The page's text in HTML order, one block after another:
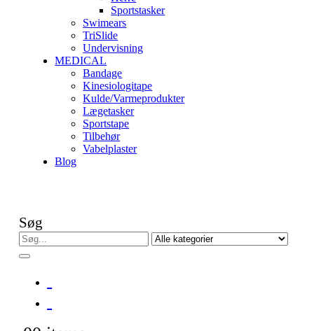
Sportstasker
Swimears
TriSlide
Undervisning
MEDICAL
Bandage
Kinesiologitape
Kulde/Varmeprodukter
Lægetasker
Sportstape
Tilbehør
Vabelplaster
Blog
Søg